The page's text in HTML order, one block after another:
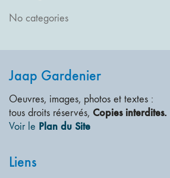
No categories
Jaap Gardenier
Oeuvres, images, photos et textes :
tous droits réservés, Copies interdites.
Voir le Plan du Site
Liens